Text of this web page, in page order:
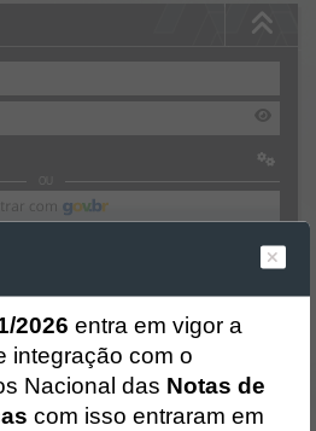
favor, aguarde...
aguarde...
2026 entra em vigor a
integração com o
Nacional das Notas de
com isso entraram em